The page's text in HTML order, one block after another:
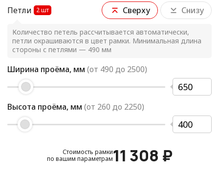
Петли 2шт Сверху Снизу
Количество петель рассчитывается автоматически,
петли окрашиваются в цвет рамки. Минимальная длина
стороны с петлями — 490 мм
Ширина проёма, мм (от 490 до 2500)
Высота проёма, мм (от 260 до 2250)
Стоимость рамки
по вашим параметрам11 308 ₽